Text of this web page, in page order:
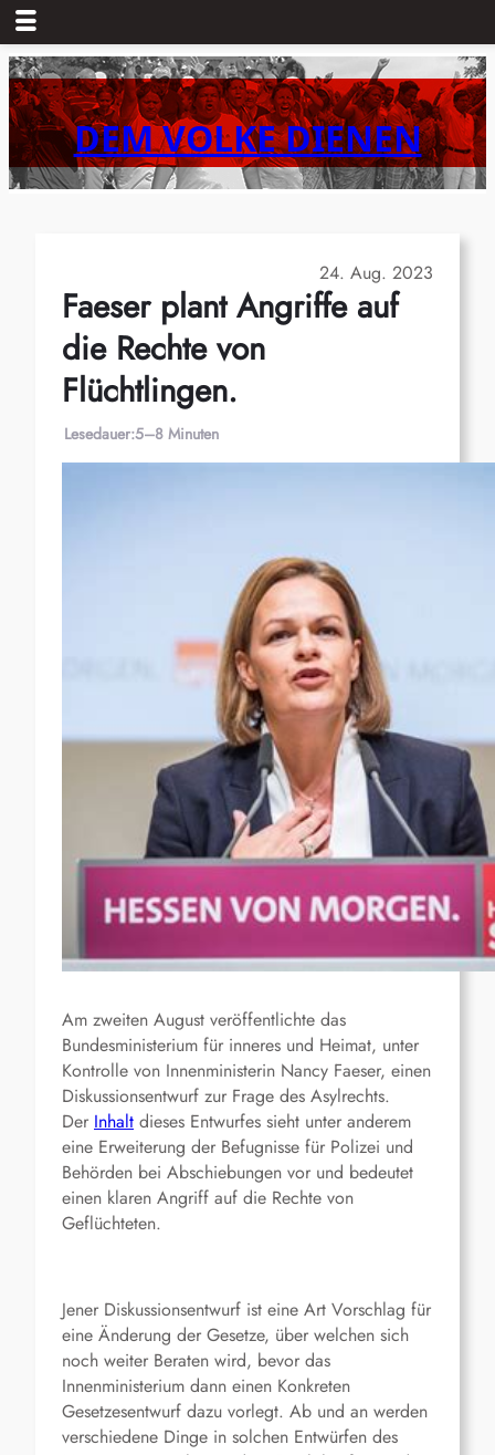
Zum
Inhalt
springenDEM VOLKE DIENEN
24. Aug. 2023
Faeser plant Angriffe auf
die Rechte von
Flüchtlingen.
Lesedauer:5–8 Minuten
Am zweiten August veröffentlichte das
Bundesministerium für inneres und Heimat, unter
Kontrolle von Innenministerin Nancy Faeser, einen
Diskussionsentwurf zur Frage des Asylrechts.
Der Inhalt dieses Entwurfes sieht unter anderem
eine Erweiterung der Befugnisse für Polizei und
Behörden bei Abschiebungen vor und bedeutet
einen klaren Angriff auf die Rechte von
Geflüchteten.
Jener Diskussionsentwurf ist eine Art Vorschlag für
eine Änderung der Gesetze, über welchen sich
noch weiter Beraten wird, bevor das
Innenministerium dann einen Konkreten
Gesetzesentwurf dazu vorlegt. Ab und an werden
verschiedene Dinge in solchen Entwürfen des